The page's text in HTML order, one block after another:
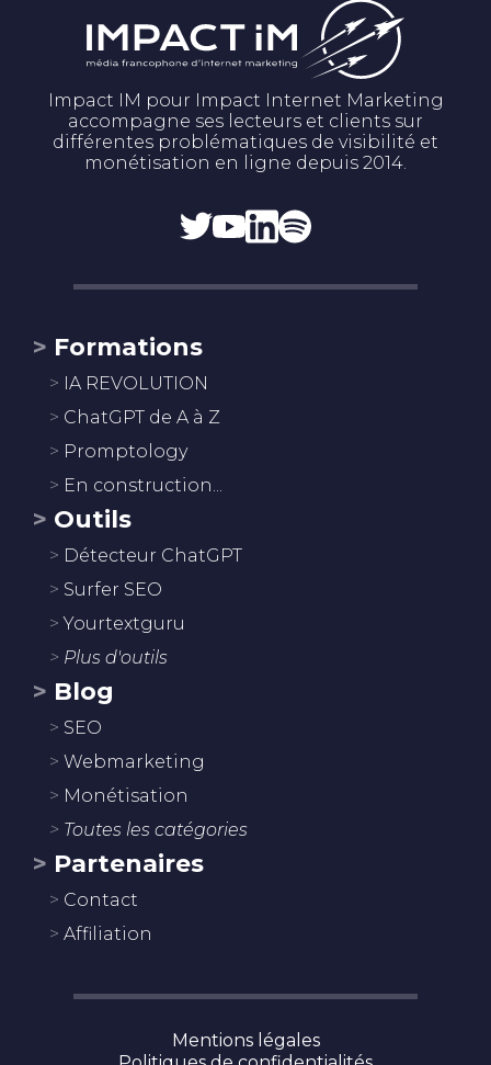
Impact IM pour Impact Internet Marketing
accompagne ses lecteurs et clients sur
différentes problématiques de visibilité et
monétisation en ligne depuis 2014.
Formations
IA REVOLUTION
ChatGPT de A à Z
Promptology
En construction...
Outils
Détecteur ChatGPT
Surfer SEO
Yourtextguru
Plus d'outils
Blog
SEO
Webmarketing
Monétisation
Toutes les catégories
Partenaires
Contact
Affiliation
Mentions légales